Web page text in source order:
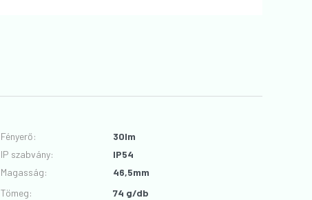
Fényerő:
30lm
IP szabvány:
IP54
Magasság:
46,5mm
Tömeg: 74 g/db